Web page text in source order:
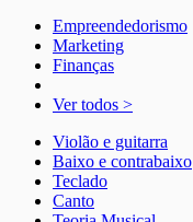
Empreendedorismo
Marketing
Finanças
Ver todos >
Violão e guitarra
Baixo e contrabaixo
Teclado
Canto